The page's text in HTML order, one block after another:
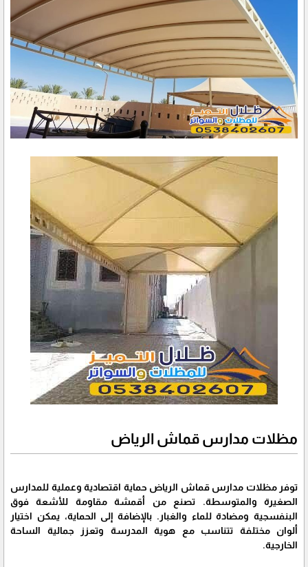
مظلات مدارس قماش الرياض
توفر مظلات مدارس قماش الرياض حماية اقتصادية وعملية للمدارس
الصغيرة والمتوسطة. تصنع من أقمشة مقاومة للأشعة فوق
البنفسجية ومضادة للماء والغبار. بالإضافة إلى الحماية، يمكن اختيار
ألوان مختلفة تتناسب مع هوية المدرسة وتعزز جمالية الساحة
الخارجية.